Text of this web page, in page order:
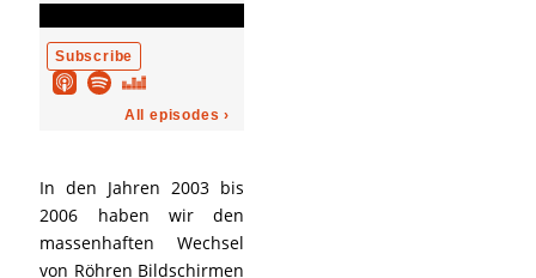
In den Jahren 2003 bis
2006 haben wir den
massenhaften Wechsel
von Röhren Bildschirmen